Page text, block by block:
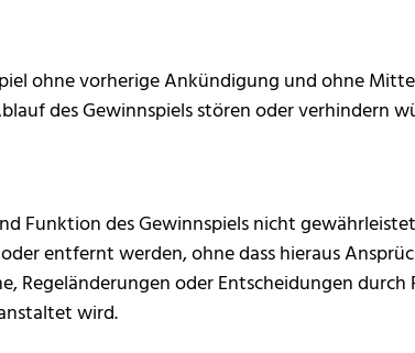
ohne vorherige Ankündigung und ohne
des Gewinnspiels stören oder verhindern
Funktion des Gewinnspiels nicht
entfernt werden, ohne dass hieraus
Regeländerungen oder Entscheidungen
wird.